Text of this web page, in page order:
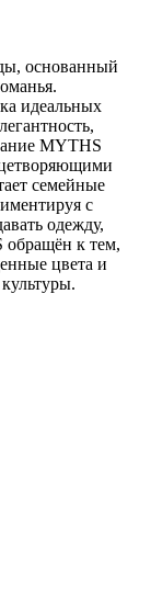
основанный
идеальных
MYTHS
семейные
с
одежду,
обращён к тем,
цвета и